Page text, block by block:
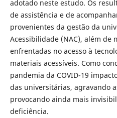
adotado neste estudo. Os
de assistência e de
provenientes da gestão da
Acessibilidade (NAC), além de
enfrentadas no acesso à
materiais acessíveis. Como
pandemia da COVID-19
das universitárias, agravando
provocando ainda mais
deficiência.